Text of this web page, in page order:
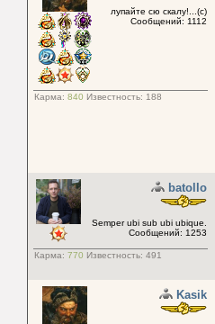
лупайте сю скалу!...(с)
Сообщений: 1112
Карма: 840 Известность: 188
batollo
Semper ubi sub ubi ubique.
Сообщений: 1253
Карма: 770 Известность: 491
Kasik